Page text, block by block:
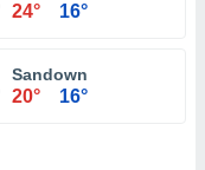
24° 16°
Sandown
20° 16°